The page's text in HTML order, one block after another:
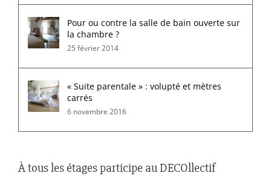
Pour ou contre la salle de bain ouverte sur
la chambre ?
25 février 2014
« Suite parentale » : volupté et mètres
carrés
6 novembre 2016
À tous les étages participe au DECOllectif